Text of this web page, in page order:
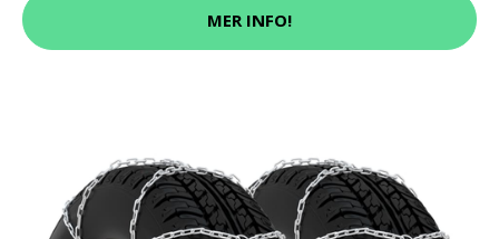
MER INFO!